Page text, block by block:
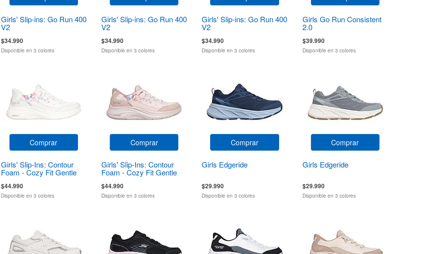
Girls' Slip-ins: Go Run 400
V2
$34.990
Disponible en 3 colores
Girls' Slip-ins: Go Run 400
V2
$34.990
Disponible en 3 colores
Girls' Slip-ins: Go Run 400
V2
$34.990
Disponible en 3 colores
Girls Go Run Consistent
2.0
$39.990
Disponible en 3 colores
Comprar
Girls' Slip-Ins: Contour
Foam - Cozy Fit Gentle
$44.990
Disponible en 3 colores
Comprar
Girls' Slip-Ins: Contour
Foam - Cozy Fit Gentle
$44.990
Disponible en 3 colores
Comprar
Girls Edgeride
$29.990
Disponible en 3 colores
Comprar
Girls Edgeride
$29.990
Disponible en 3 colores